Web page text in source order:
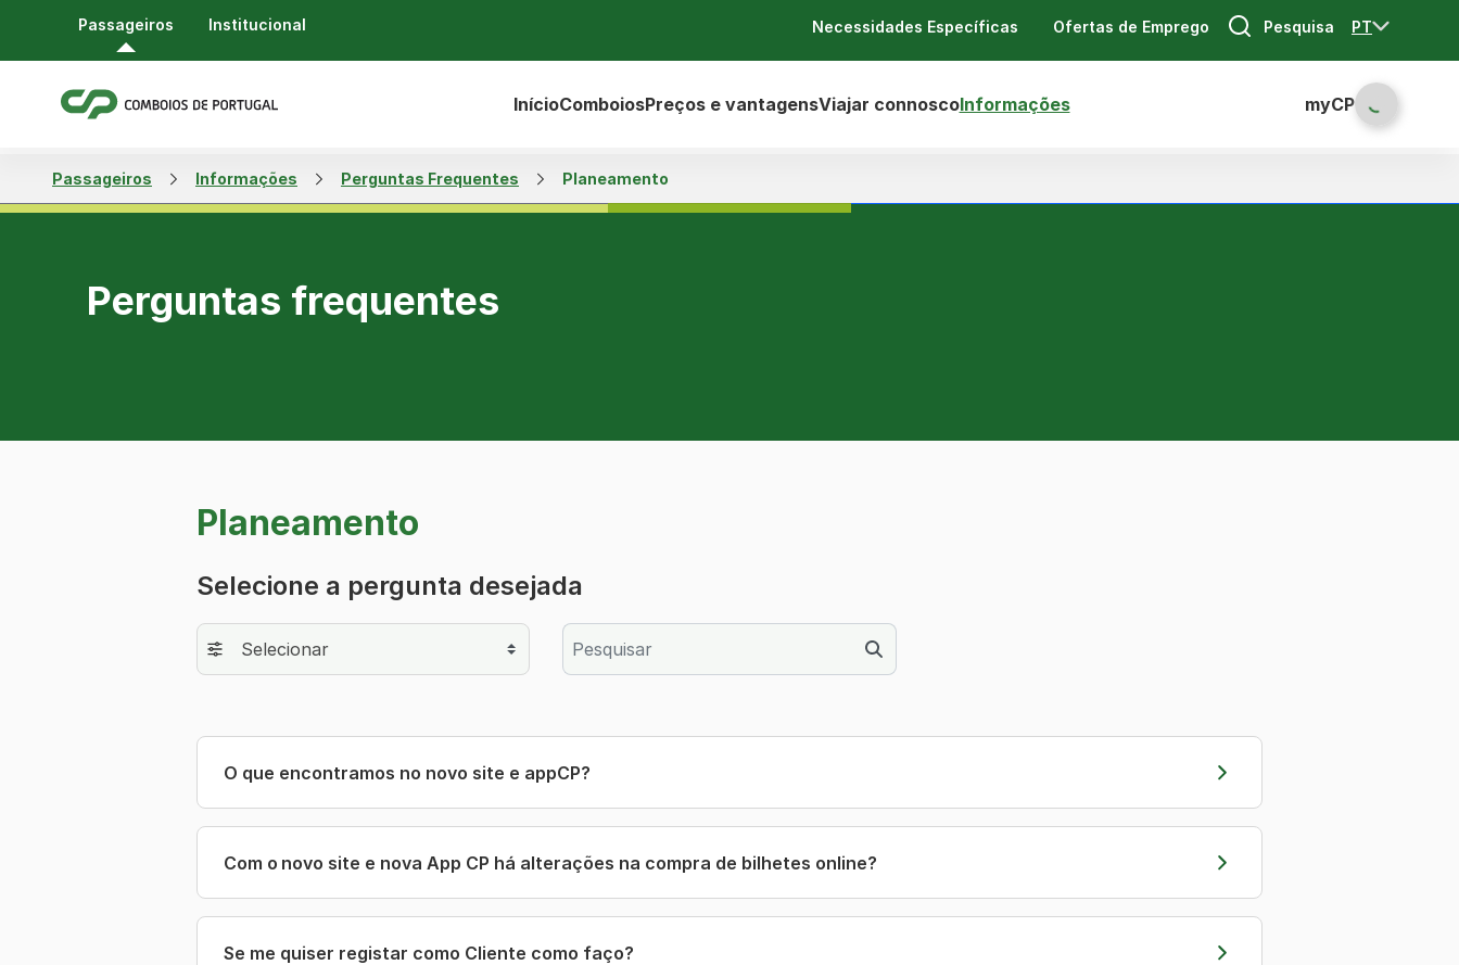
Institucional
Passageiros Necessidades Específicas Ofertas de Emprego Pesquisa PT
InícioComboiosPreços e vantagensViajar connoscoInformações myCP
Passageiros Informações Perguntas Frequentes Planeamento
Perguntas frequentes
Planeamento
Selecione a pergunta desejada
Serviços Comerciais
Selecionar
Pesquisa
O que encontramos no novo site e appCP?
Com o novo site e nova App CP há alterações na compra de bilhetes online?
Se me quiser registar como Cliente como faço?